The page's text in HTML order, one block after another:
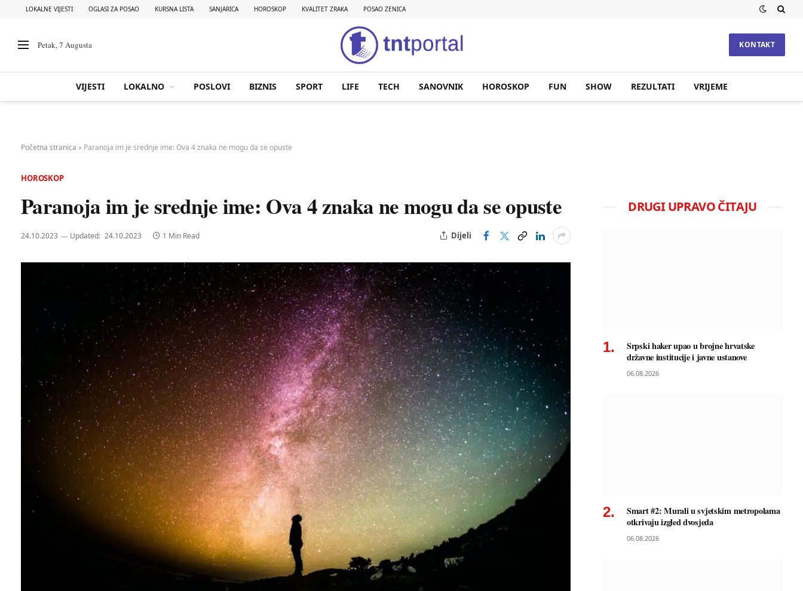
LOKALNE VIJESTI OGLASI ZA POSAO KURSNA LISTA SANJARICA HOROSKOP KVALITET ZRAKA POSAO ZENICA
Petak, 7 Augusta KONTAKT
VIJESTI LOKALNO POSLOVI BIZNIS SPORT LIFE TECH SANOVNIK HOROSKOP FUN SHOW REZULTATI VRIJEME
Početna stranica » Paranoja im je srednje ime: Ova 4 znaka ne mogu da se opuste
HOROSKOP
Paranoja im je srednje ime: Ova 4 znaka ne mogu da se opuste
24.10.2023 Updated: 24.10.2023 1 Min Read Dijeli
DRUGI UPRAVO ČITAJU
Srpski haker upao u brojne hrvatske
državne institucije i javne ustanove
06.08.2026
Smart #2: Murali u svjetskim metropolama
otkrivaju izgled dvosjeda
06.08.2026